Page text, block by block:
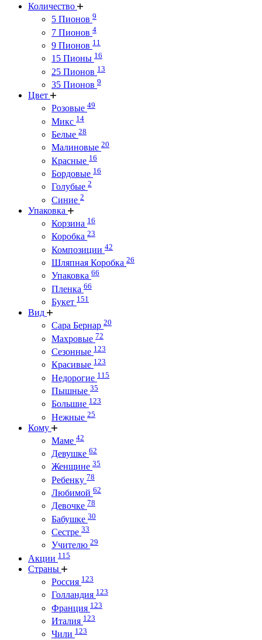
Количество
5 Пионов 9
7 Пионов 4
9 Пионов 11
15 Пионы 16
25 Пионов 13
35 Пионов 9
Цвет
Розовые 49
Микс 14
Белые 28
Малиновые 20
Красные 16
Бордовые 16
Голубые 2
Синие 2
Упаковка
Корзина 16
Коробка 23
Композиции 42
Шляпная Коробка 26
Упаковка 66
Пленка 66
Букет 151
Вид
Сара Бернар 20
Махровые 72
Сезонные 123
Красивые 123
Недорогие 115
Пышные 35
Большие 123
Нежные 25
Кому
Маме 42
Девушке 62
Женщине 35
Ребенку 78
Любимой 62
Девочке 78
Бабушке 30
Сестре 33
Учителю 29
Акции 115
Страны
Россия 123
Голландия 123
Франция 123
Италия 123
Чили 123